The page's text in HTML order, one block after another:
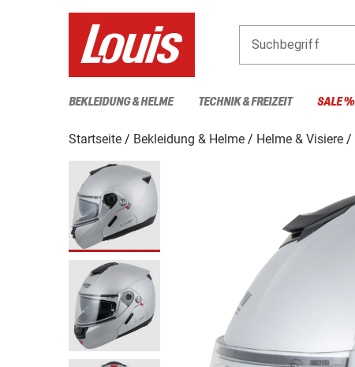
Suchbegriff
BEKLEIDUNG & HELME TECHNIK & FREIZEIT SALE %
Startseite Bekleidung & Helme Helme & Visiere